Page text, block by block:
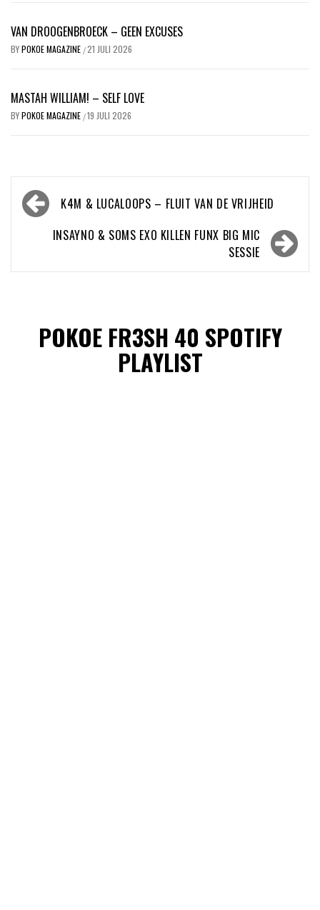
VAN DROOGENBROECK – GEEN EXCUSES
BYPOKOE MAGAZINE /21 JULI 2026
MASTAH WILLIAM! – SELF LOVE
BYPOKOE MAGAZINE /19 JULI 2026
Bericht
navigatieK4M & LUCALOOPS – FLUIT VAN DE VRIJHEID
INSAYNO & SOMS EXO KILLEN FUNX BIG MIC
SESSIE
POKOE FR3SH 40 SPOTIFY
PLAYLIST